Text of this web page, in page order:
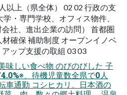
以上（県全体） 02 02 行政の支
・専門学校、オフィス物件、
社、進出企業の訪問） 首都圏
確保 補助制度 オープンイノベ
ップ支援の取組 03 03
味しい食べ物 のびのびした 子
、待機児童数全県で0人
車通勤 コシヒカリ、日本酒の